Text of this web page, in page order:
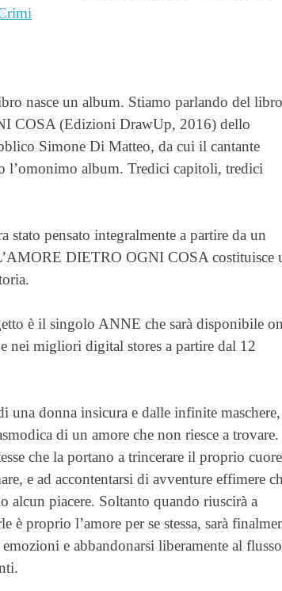
nasce un album. Stiamo parlando del libro
COSA (Edizioni DrawUp, 2016) dello
Simone Di Matteo, da cui il cantante
l’omonimo album. Tredici capitoli, tredici
stato pensato integralmente a partire da un
DIETRO OGNI COSA costituisce
è il singolo ANNE che sarà disponibile on
nei migliori digital stores a partire dal 12
una donna insicura e dalle infinite maschere,
di un amore che non riesce a trovare.
che la portano a trincerare il proprio
e ad accontentarsi di avventure effimere
alcun piacere. Soltanto quando riuscirà a
è proprio l’amore per se stessa, sarà
e abbandonarsi liberamente al flusso